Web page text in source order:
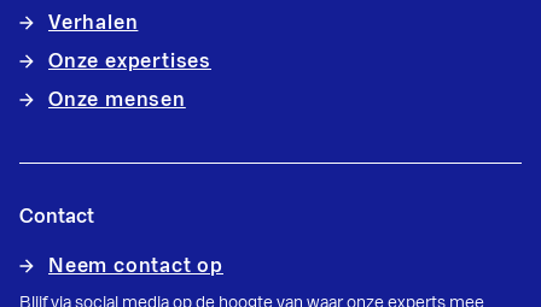
Verhalen
Onze expertises
Onze mensen
Contact
Neem contact op
Blijf via social media op de hoogte van waar onze experts mee